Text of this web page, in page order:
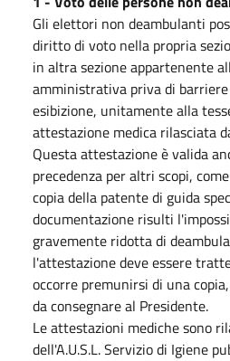
Gli elettori non deambulanti
diritto di voto nella propria
in altra sezione appartenente
amministrativa priva di
esibizione, unitamente alla
attestazione medica rilasciata
Questa attestazione è valida
precedenza per altri scopi,
copia della patente di guida
documentazione risulti
gravemente ridotta di
l'attestazione deve essere
occorre premunirsi di una
da consegnare al Presidente.
Le attestazioni mediche sono
dell'A.U.S.L. Servizio di Igiene